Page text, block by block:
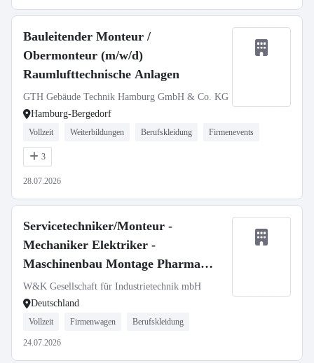
Bauleitender Monteur /
Obermonteur (m/w/d)
Raumlufttechnische Anlagen
GTH Gebäude Technik Hamburg GmbH & Co. KG
Hamburg-Bergedorf
Vollzeit Weiterbildungen Berufskleidung Firmenevents
3
28.07.2026
Servicetechniker/Monteur -
Mechaniker Elektriker -
Maschinenbau Montage Pharma
Medizintechnik (m/w/d)
W&K Gesellschaft für Industrietechnik mbH
Deutschland
Vollzeit Firmenwagen Berufskleidung
24.07.2026